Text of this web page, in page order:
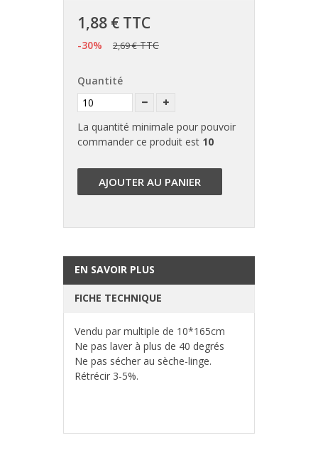
1,88 € TTC
-30% 2,69 €TTC
Quantité
La quantité minimale pour pouvoir
commander ce produit est 10
AJOUTER AU PANIER
EN SAVOIR PLUS
FICHE TECHNIQUE
Vendu par multiple de 10*165cm
Ne pas laver à plus de 40 degrés
Ne pas sécher au sèche-linge.
Rétrécir 3-5%.